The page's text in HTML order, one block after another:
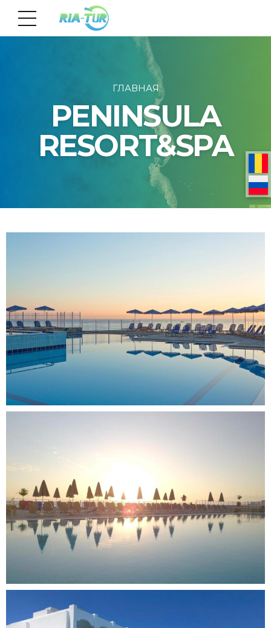
ГЛАВНАЯ
PENINSULA
RESORT&SPA